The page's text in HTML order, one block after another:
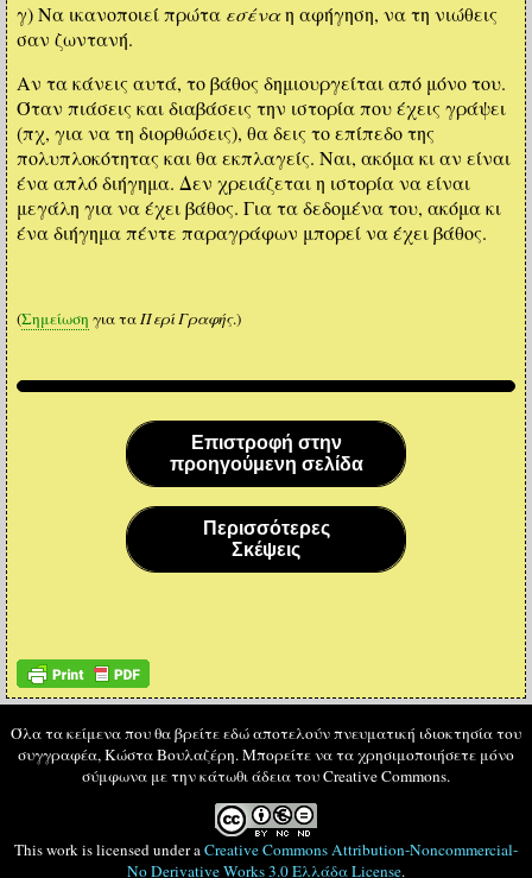
γ) Να ικανοποιεί πρώτα εσέναη αφήγηση, να τη νιώθεις
σαν ζωντανή.
Αν τα κάνεις αυτά, το βάθος δημιουργείται από μόνο του.
Όταν πιάσεις και διαβάσεις την ιστορία που έχεις γράψει
(πχ, για να τη διορθώσεις), θα δεις το επίπεδο της
πολυπλοκότητας και θα εκπλαγείς. Ναι, ακόμα κι αν είναι
ένα απλό διήγημα. Δεν χρειάζεται η ιστορία να είναι
μεγάλη για να έχει βάθος. Για τα δεδομένα του, ακόμα κι
ένα διήγημα πέντε παραγράφων μπορεί να έχει βάθος.
(Σημείωση για ταΠερί Γραφής.)
Επιστροφή στην
προηγούμενη σελίδα
Περισσότερες
Σκέψεις
Όλα τα κείμενα που θα βρείτε εδώ αποτελούν πνευματική ιδιοκτησία του
συγγραφέα, Κώστα Βουλαζέρη. Μπορείτε να τα χρησιμοποιήσετε μόνο
σύμφωνα με την κάτωθι άδεια του Creative Commons.
This work is licensed under aCreative Commons Attribution-Noncommercial-
No Derivative Works 3.0 Ελλάδα License.